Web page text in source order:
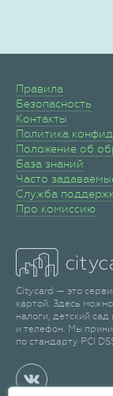
Правила
Безопасность
Контакты
Политика
Положение об
База знаний
Часто
Служба
Про комиссию
Citycard — это
картой. Здесь
налоги, детский
и телефон. Мы
по стандарту PCI